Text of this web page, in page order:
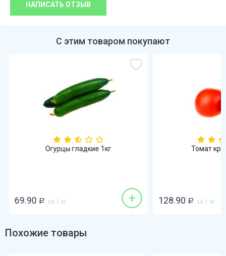
НАПИСАТЬ ОТЗЫВ
С этим товаром покупают
Огурцы гладкие 1кг
69.90 Р за 1 кг +
Томат
128.90 Р за 1 кг
Похожие товары